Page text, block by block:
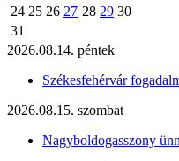
24 25 26 27 28 29 30
31
2026.08.14. péntek
Székesfehérvár
2026.08.15. szombat
Nagyboldogasszony